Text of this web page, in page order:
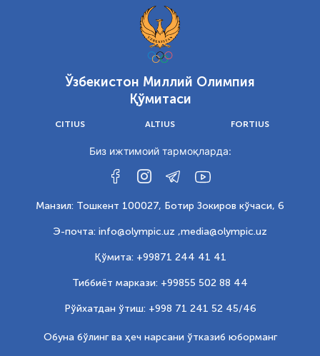
Ўзбекистон Миллий Олимпия
Қўмитаси
CITIUS ALTIUS FORTIUS
Биз ижтимоий тармоқларда:
Манзил: Тошкент 100027, Ботир Зокиров кўчаси, 6
Э-почта: info@olympic.uz ,media@olympic.uz
Қўмита: +99871 244 41 41
Тиббиёт маркази: +99855 502 88 44
Рўйхатдан ўтиш: +998 71 241 52 45/46
Обуна бўлинг ва ҳеч нарсани ўтказиб юборманг